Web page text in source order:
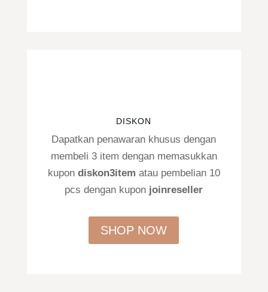
DISKON
Dapatkan penawaran khusus dengan
membeli 3 item dengan memasukkan
kupon diskon3item atau pembelian 10
pcs dengan kupon joinreseller
SHOP NOW